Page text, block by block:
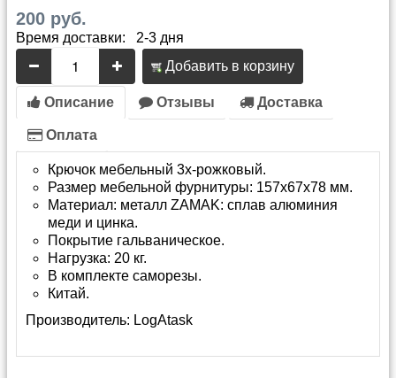
200 руб.
Время доставки: 2-3 дня
Добавить в корзину
Описание Отзывы Доставка
Оплата
Крючок мебельный 3х-рожковый.
Размер мебельной фурнитуры: 157х67х78 мм.
Материал: металл ZAMAK: сплав алюминия
меди и цинка.
Покрытие гальваническое.
Нагрузка: 20 кг.
В комплекте саморезы.
Китай.
Производитель: LogAtask